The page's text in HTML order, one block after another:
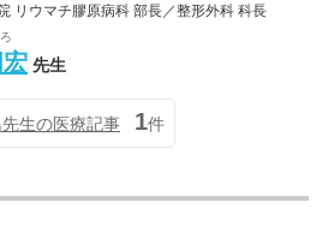
リウマチ膠原病科 部長／整形外科 科長
先生
生の医療記事 1件